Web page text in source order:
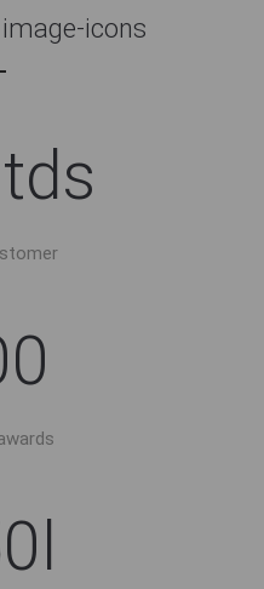
icons